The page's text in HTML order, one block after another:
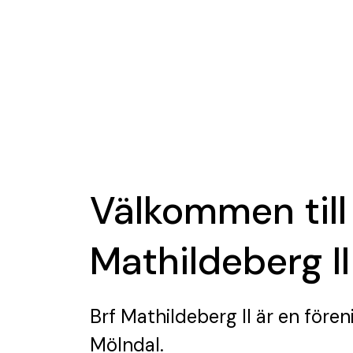
Välkommen
Mathildeberg II
Brf Mathildeberg II är en
Mölndal.